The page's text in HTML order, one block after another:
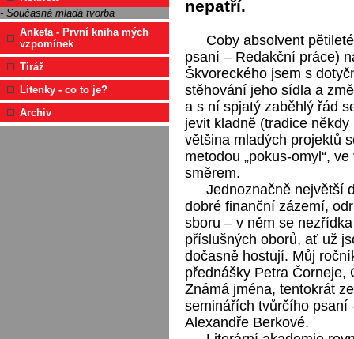
- Současná mladá tvorba
Anketa - První kniha mých
vzpomínek
Tiráž
Litenky - co to je?
Archiv
nepatří.
Coby absolvent
psaní – Redakční práce)
Škvoreckého jsem s
stěhování jeho sídla a
a s ní spjatý zaběhlý řád
jevit kladně (tradice
většina mladých projektů
metodou „pokus-omyl“,
směrem.
Jednoznačně největší
dobré finanční zázemí,
sboru – v něm se
příslušných oborů, ať už
dočasně hostují. Můj
přednášky Petra Čorneje,
Známá jména, tentokrát
seminářích tvůrčího psaní
Alexandře Berkové.